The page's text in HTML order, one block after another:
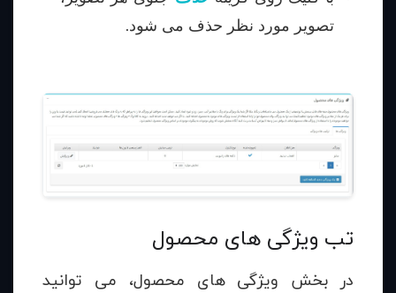
تصویر مورد نظر حذف می شود.
تب ویژگی های محصول
در بخش ویژگی های محصول، می توانید